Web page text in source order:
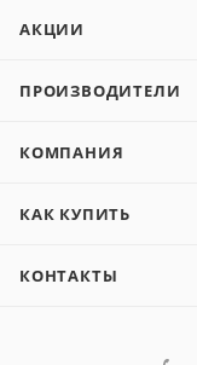
АКЦИИ
ПРОИЗВОДИТЕЛИ
КОМПАНИЯ
КАК КУПИТЬ
КОНТАКТЫ